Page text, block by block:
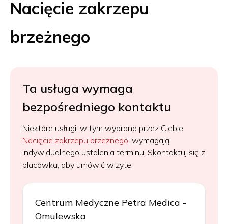
Nacięcie zakrzepu
brzeżnego
Ta usługa wymaga
bezpośredniego kontaktu
Niektóre usługi, w tym wybrana przez Ciebie
Nacięcie zakrzepu brzeżnego, wymagają
indywidualnego ustalenia terminu. Skontaktuj się z
placówką, aby umówić wizytę.
Centrum Medyczne Petra Medica -
Omulewska